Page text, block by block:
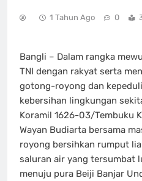
1 Tahun Ago 0
Bangli – Dalam rangka
TNI dengan rakyat serta
gotong-royong dan
kebersihan lingkungan
Koramil 1626-03/Tembuku
Wayan Budiarta bersama
royong bersihkan rumput
saluran air yang tersumbat
menuju pura Beiji Banjar